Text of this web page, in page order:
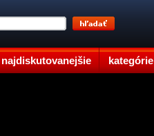
najdiskutovanejšie kategórie